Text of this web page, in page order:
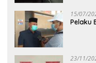
15/07/
Pelaku
23/11/